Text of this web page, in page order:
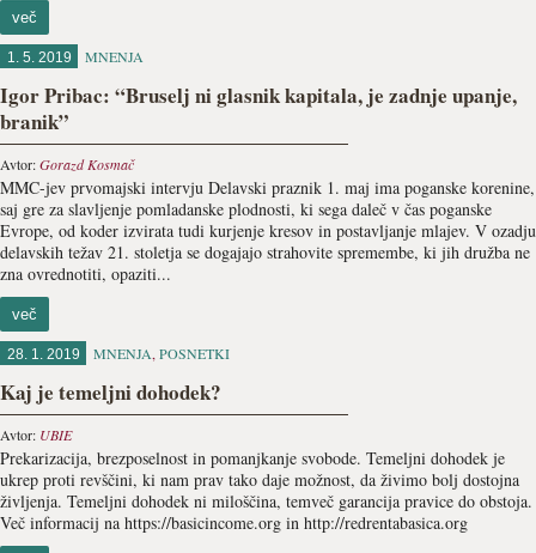
več
1. 5. 2019 MNENJA
Igor Pribac: “Bruselj ni glasnik kapitala, je zadnje upanje,
branik”
Avtor:Gorazd Kosmač
MMC-jev prvomajski intervju Delavski praznik 1. maj ima poganske korenine,
saj gre za slavljenje pomladanske plodnosti, ki sega daleč v čas poganske
Evrope, od koder izvirata tudi kurjenje kresov in postavljanje mlajev. V ozadju
delavskih težav 21. stoletja se dogajajo strahovite spremembe, ki jih družba ne
zna ovrednotiti, opaziti...
več
28. 1. 2019 MNENJA, POSNETKI
Kaj je temeljni dohodek?
Avtor: UBIE
Prekarizacija, brezposelnost in pomanjkanje svobode. Temeljni dohodek je
ukrep proti revščini, ki nam prav tako daje možnost, da živimo bolj dostojna
življenja. Temeljni dohodek ni miloščina, temveč garancija pravice do obstoja.
Več informacij na https://basicincome.org in http://redrentabasica.org